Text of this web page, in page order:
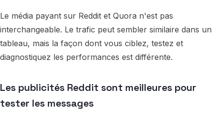
Le média payant sur Reddit et Quora n'est pas
interchangeable. Le trafic peut sembler similaire dans un
tableau, mais la façon dont vous ciblez, testez et
diagnostiquez les performances est différente.
Les publicités Reddit sont meilleures pour
tester les messages